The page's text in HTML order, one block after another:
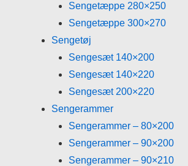
Sengetæppe 280×250
Sengetæppe 300×270
Sengetøj
Sengesæt 140×200
Sengesæt 140×220
Sengesæt 200×220
Sengerammer
Sengerammer – 80×200
Sengerammer – 90×200
Sengerammer – 90×210